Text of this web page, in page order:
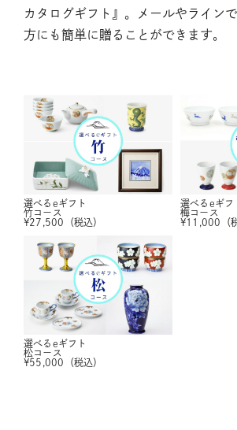
カタログギフト』。メールやライン
方にも簡単に贈ることができます。
選べるeギフト
竹コース
¥27,500 （税込）
選べるeギフ
梅コース
¥11,000 （
選べるeギフト
松コース
¥55,000 （税込）